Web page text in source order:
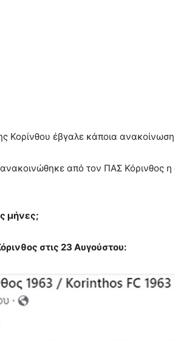
Κορίνθου έβγαλε κάποια
από τον ΠΑΣ Κόρινθος η
μήνες;
στις 23 Αυγούστου: